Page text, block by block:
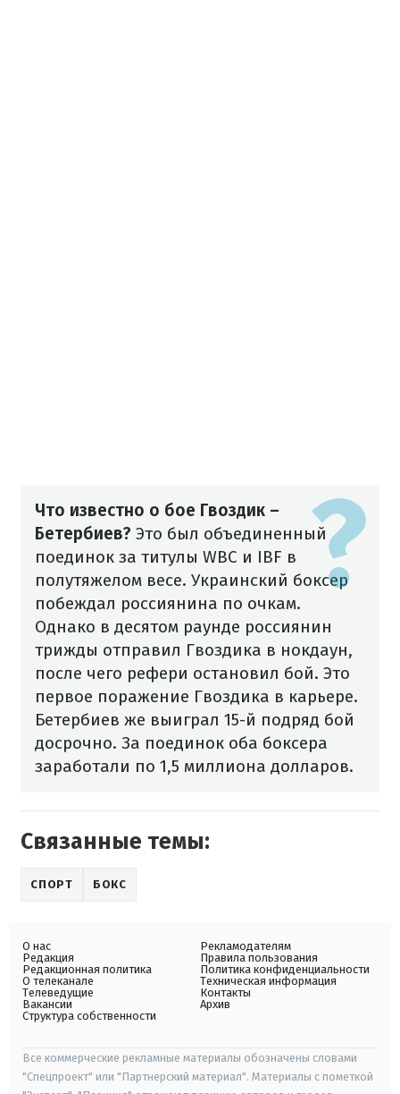
Что известно о бое Гвоздик –
Бетербиев? Это был объединенный
поединок за титулы WBC и IBF в
полутяжелом весе. Украинский боксер
побеждал россиянина по очкам.
Однако в десятом раунде россиянин
трижды отправил Гвоздика в нокдаун,
после чего рефери остановил бой. Это
первое поражение Гвоздика в карьере.
Бетербиев же выиграл 15-й подряд бой
досрочно. За поединок оба боксера
заработали по 1,5 миллиона долларов.
Связанные темы:
СПОРТ БОКС
О нас
Редакция
Редакционная политика
О телеканале
Телеведущие
Вакансии
Структура собственности
Рекламодателям
Правила пользования
Политика конфиденциальности
Техническая информация
Контакты
Архив
Все коммерческие рекламные материалы обозначены словами
"Спецпроект" или "Партнерский материал". Материалы с пометкой